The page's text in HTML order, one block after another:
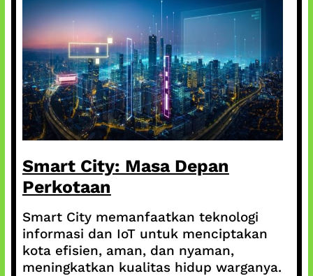
Smart City: Masa Depan
Perkotaan
Smart City memanfaatkan teknologi
informasi dan IoT untuk menciptakan
kota efisien, aman, dan nyaman,
meningkatkan kualitas hidup warganya.